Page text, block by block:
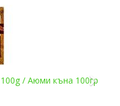
/ Аюми къна 100гр